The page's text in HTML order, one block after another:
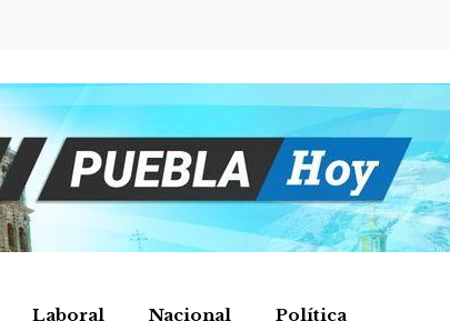
Laboral Nacional Política